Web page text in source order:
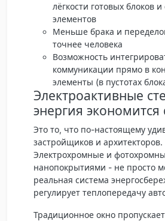
лёгкости готовых блоков
элементов
Меньше брака и
точнее человека
Возможность
коммуникации прямо в
элементы (в пустотах
Электроактивные
энергия экономится
Это то, что по-настоящему
застройщиков и архитекторов.
Электрохромные и
нанопокрытиями - не просто
реальная система
регулирует теплопередачу
Традиционное окно